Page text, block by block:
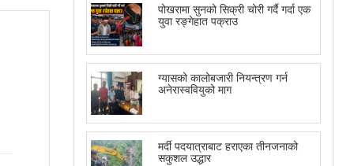
पोखरामा सुनको सिक्री चोरी गर्दै गर्दा एक
युवा रङ्गेहात पक्राउ
ग्यासको कालोबजारी नियन्त्रण गर्न
अनेरास्ववियुको माग
मर्दी पदयात्राबाट हराएका तीनजनाको
सकुशल उद्धार